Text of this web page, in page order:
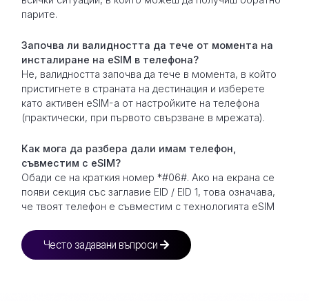
парите.
Започва ли валидността да тече от момента на
инсталиране на eSIM в телефона?
Не, валидността започва да тече в момента, в който
пристигнете в страната на дестинация и изберете
като активен eSIM-а от настройките на телефона
(практически, при първото свързване в мрежата).
Как мога да разбера дали имам телефон,
съвместим с eSIM?
Обади се на краткия номер *#06#. Ако на екрана се
появи секция със заглавие EID / EID 1, това означава,
че твоят телефон е съвместим с технологията eSIM
Често задавани въпроси